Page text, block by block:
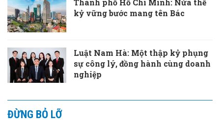
Thành phố Hồ Chí Minh: Nửa thế
kỷ vững bước mang tên Bác
Luật Nam Hà: Một thập kỷ phụng
sự công lý, đồng hành cùng doanh
nghiệp
ĐỪNG BỎ LỠ